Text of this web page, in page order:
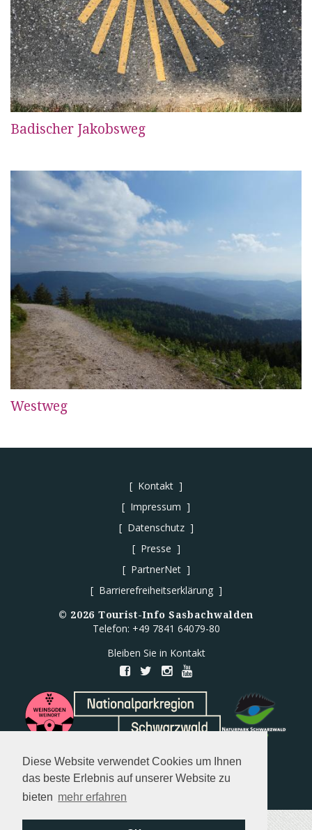
Diese Website verwendet Cookies um Ihnen
das beste Erlebnis auf unserer Website zu
bieten mehr erfahren
Badischer Jakobsweg
Westweg
Kontakt
Impressum
Datenschutz
Presse
PartnerNet
Barrierefreiheitserklärung
© 2026 Tourist-Info Sasbachwalden
Telefon: +49 7841 64079-80
Bleiben Sie in Kontakt